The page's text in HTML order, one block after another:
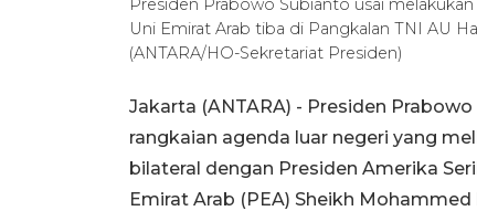
Presiden Prabowo Subianto usai
Uni Emirat Arab tiba di Pangkalan TNI AU
(ANTARA/HO-Sekretariat Presiden)
Jakarta (ANTARA) - Presiden
rangkaian agenda luar negeri yang
bilateral dengan Presiden Amerika
Emirat Arab (PEA) Sheikh